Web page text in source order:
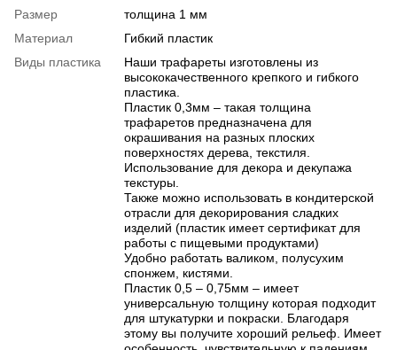
Размер
толщина 1 мм
Материал
Гибкий пластик
Виды пластика
Наши трафареты изготовлены из
высококачественного крепкого и гибкого
пластика.
Пластик 0,3мм – такая толщина
трафаретов предназначена для
окрашивания на разных плоских
поверхностях дерева, текстиля.
Использование для декора и декупажа
текстуры.
Также можно использовать в кондитерской
отрасли для декорирования сладких
изделий (пластик имеет сертификат для
работы с пищевыми продуктами)
Удобно работать валиком, полусухим
спонжем, кистями.
Пластик 0,5 – 0,75мм – имеет
универсальную толщину которая подходит
для штукатурки и покраски. Благодаря
этому вы получите хороший рельеф. Имеет